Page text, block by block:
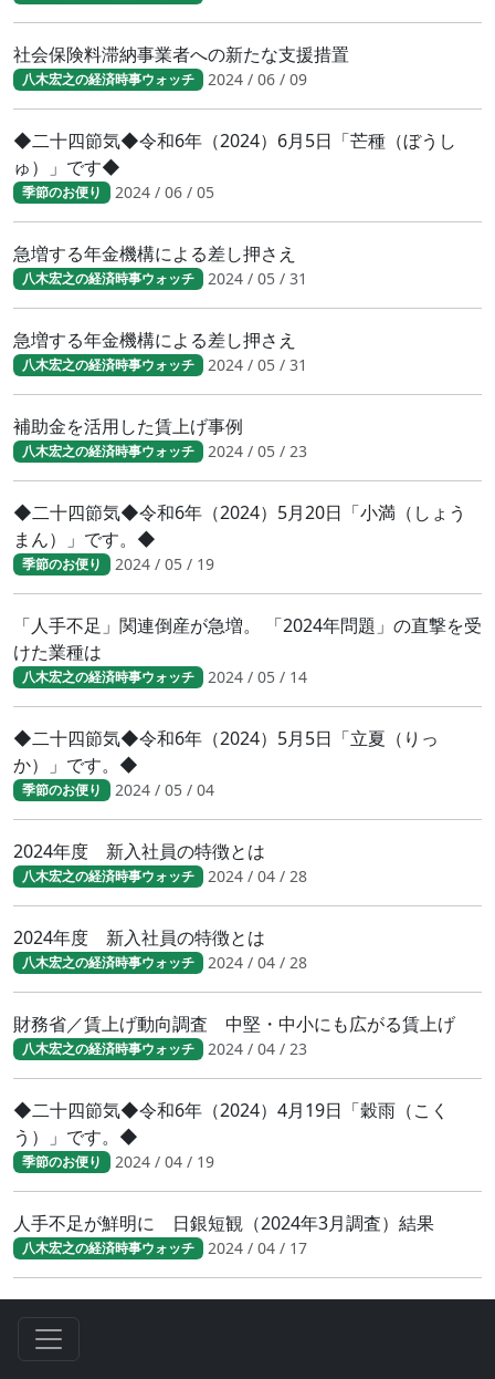
社会保険料滞納事業者への新たな支援措置
八木宏之の経済時事ウォッチ 2024 / 06 / 09
◆二十四節気◆令和6年（2024）6月5日「芒種（ぼうし
ゅ）」です◆
季節のお便り 2024 / 06 / 05
急増する年金機構による差し押さえ
八木宏之の経済時事ウォッチ 2024 / 05 / 31
急増する年金機構による差し押さえ
八木宏之の経済時事ウォッチ 2024 / 05 / 31
補助金を活用した賃上げ事例
八木宏之の経済時事ウォッチ 2024 / 05 / 23
◆二十四節気◆令和6年（2024）5月20日「小満（しょう
まん）」です。◆
季節のお便り 2024 / 05 / 19
「人手不足」関連倒産が急増。 「2024年問題」の直撃を受
けた業種は
八木宏之の経済時事ウォッチ 2024 / 05 / 14
◆二十四節気◆令和6年（2024）5月5日「立夏（りっ
か）」です。◆
季節のお便り 2024 / 05 / 04
2024年度 新入社員の特徴とは
八木宏之の経済時事ウォッチ 2024 / 04 / 28
2024年度 新入社員の特徴とは
八木宏之の経済時事ウォッチ 2024 / 04 / 28
財務省／賃上げ動向調査 中堅・中小にも広がる賃上げ
八木宏之の経済時事ウォッチ 2024 / 04 / 23
◆二十四節気◆令和6年（2024）4月19日「穀雨（こく
う）」です。◆
季節のお便り 2024 / 04 / 19
人手不足が鮮明に 日銀短観（2024年3月調査）結果
八木宏之の経済時事ウォッチ 2024 / 04 / 17
八木宏之の経済時事ウォッチ